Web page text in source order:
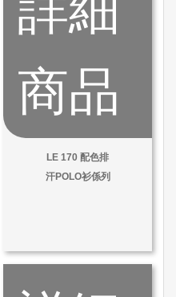
商品
LE 170 配色排
汗POLO衫係列